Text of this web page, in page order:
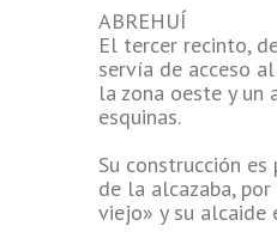
ABREHUÍ
El tercer recinto,
servía de acceso
la zona oeste y un
esquinas.
Su construcción
de la alcazaba,
viejo» y su alcaide